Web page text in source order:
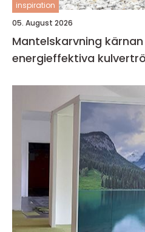
inspiration
05. August 2026
Mantelskarvning kärnan i täta och
energieffektiva